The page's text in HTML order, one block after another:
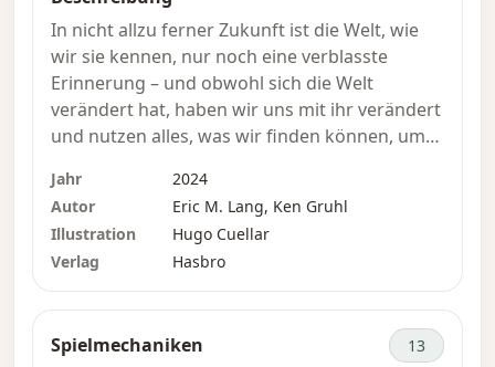
In nicht allzu ferner Zukunft ist die Welt, wie
wir sie kennen, nur noch eine verblasste
Erinnerung – und obwohl sich die Welt
verändert hat, haben wir uns mit ihr verändert
und nutzen alles, was wir finden können, um
Das Leben in Reterra ist ein
(Wieder-)Aufbauspiel, und es liegt an jedem
Spieler, seine eigene Gemeinschaft
oder stellt euch einen eigenen Satz
Jahr
2024
Autor
Eric M. Lang, Ken Gruhl
Illustration
Hugo Cuellar
Verlag
Hasbro
Spielmechaniken 13